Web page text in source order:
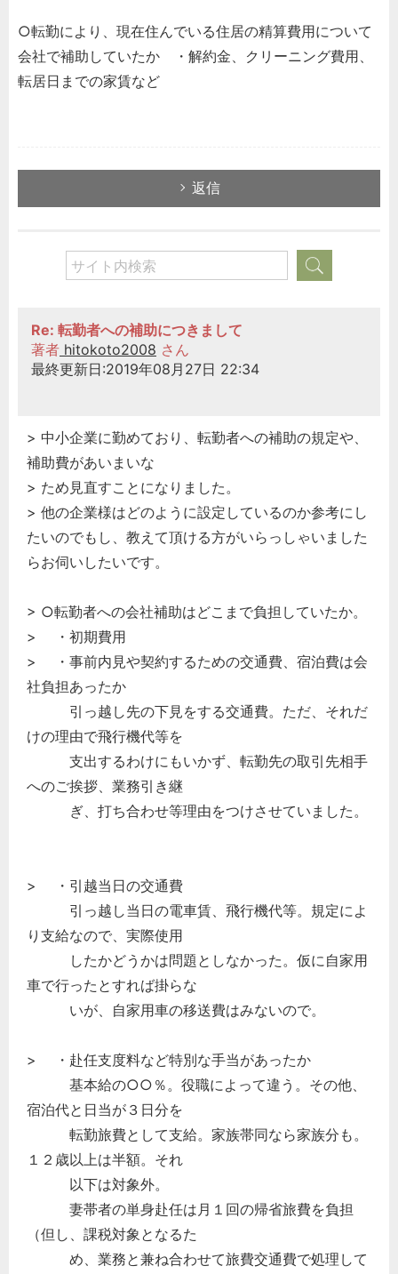
○転勤により、現在住んでいる住居の精算費用について
会社で補助していたか ・解約金、クリーニング費用、
転居日までの家賃など
返信
Re: 転勤者への補助につきまして
著者 hitokoto2008 さん
最終更新日:2019年08月27日 22:34
> 中小企業に勤めており、転勤者への補助の規定や、
補助費があいまいな
> ため見直すことになりました。
> 他の企業様はどのように設定しているのか参考にし
たいのでもし、教えて頂ける方がいらっしゃいました
らお伺いしたいです。
> ○転勤者への会社補助はどこまで負担していたか。
> ・初期費用
> ・事前内見や契約するための交通費、宿泊費は会
社負担あったか
引っ越し先の下見をする交通費。ただ、それだ
けの理由で飛行機代等を
支出するわけにもいかず、転勤先の取引先相手
へのご挨拶、業務引き継
ぎ、打ち合わせ等理由をつけさせていました。
> ・引越当日の交通費
引っ越し当日の電車賃、飛行機代等。規定によ
り支給なので、実際使用
したかどうかは問題としなかった。仮に自家用
車で行ったとすれば掛らな
いが、自家用車の移送費はみないので。
> ・赴任支度料など特別な手当があったか
基本給の○○％。役職によって違う。その他、
宿泊代と日当が３日分を
転勤旅費として支給。家族帯同なら家族分も。
１２歳以上は半額。それ
以下は対象外。
妻帯者の単身赴任は月１回の帰省旅費を負担
（但し、課税対象となるた
め、業務と兼ね合わせて旅費交通費で処理して